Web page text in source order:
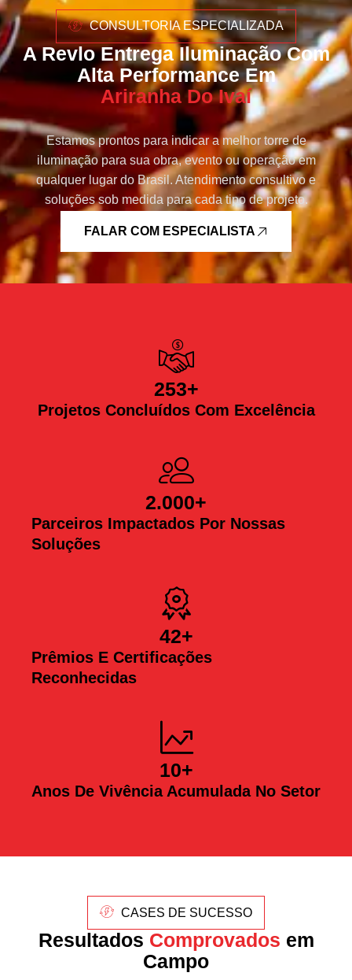
CONSULTORIA ESPECIALIZADA
A Revlo Entrega Iluminação Com
Alta Performance Em
Ariranha Do Ivaí
Estamos prontos para indicar a melhor torre de
iluminação para sua obra, evento ou operação em
qualquer lugar do Brasil. Atendimento consultivo e
soluções sob medida para cada tipo de projeto.
FALAR COM ESPECIALISTA
Projetos Concluídos Com Excelência
253+
Parceiros Impactados Por Nossas
Soluções
2.000+
Prêmios E Certificações
Reconhecidas
42+
Anos De Vivência Acumulada No Setor
10+
CASES DE SUCESSO
Resultados Comprovados em
Campo